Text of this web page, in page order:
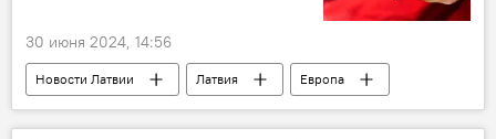
30 июня 2024, 14:56
Новости Латвии Латвия
Европа
доходы